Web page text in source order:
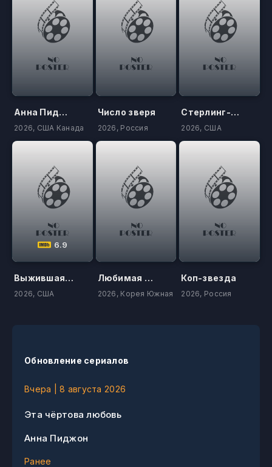
Анна Пиджон
2026, США Канада
Число зверя
2026, Россия
Стерлинг-Поинт
2026, США
6.9
Выжившая Земля
2026, США
Любимая сотрудница
2026, Корея Южная
Коп-звезда
2026, Россия
Обновление сериалов
Вчера | 8 августа 2026
Эта чёртова любовь
Анна Пиджон
Ранее